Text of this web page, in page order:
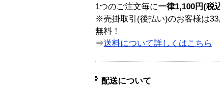
1つのご注文毎に一律1,100円(税
※売掛取引(後払い)のお客様は
無料！
⇒送料について詳しくはこちら
配送について